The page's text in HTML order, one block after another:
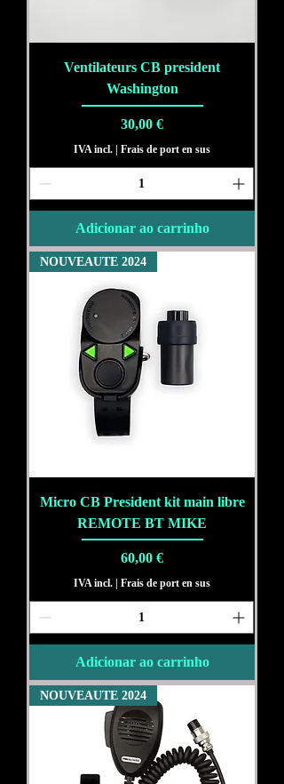
Ventilateurs CB president
Washington
Preço
30,00 €
IVA incl. | Frais de port en sus
Adicionar ao carrinho
NOUVEAUTE 2024
Micro CB President kit main libre
REMOTE BT MIKE
Preço
60,00 €
IVA incl. Frais de port en sus
Adicionar ao carrinho
NOUVEAUTE 2024